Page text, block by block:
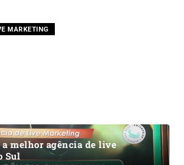
MARKETING
melhor agência de live
Sul